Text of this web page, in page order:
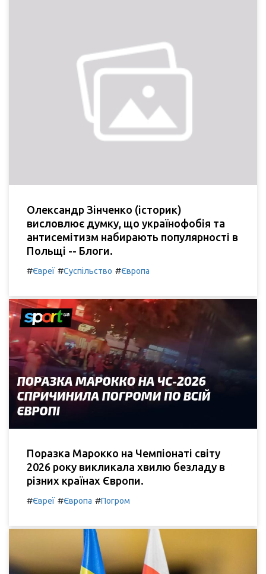
Олександр Зінченко (історик)
висловлює думку, що українофобія та
антисемітизм набирають популярності в
Польщі -- Блоги.
#Євреї #Суспільство #Європа
Поразка Марокко на Чемпіонаті світу
2026 року викликала хвилю безладу в
різних країнах Європи.
#Євреї #Європа #Погром